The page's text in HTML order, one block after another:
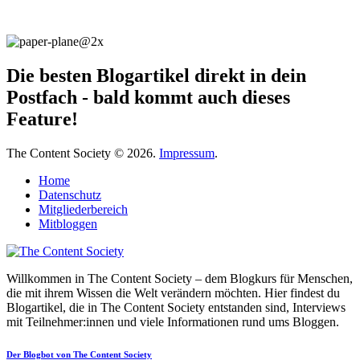
Die besten Blogartikel direkt in dein
Postfach - bald kommt auch dieses
Feature!
The Content Society © 2026. Impressum.
Home
Datenschutz
Mitgliederbereich
Mitbloggen
Willkommen in The Content Society – dem Blogkurs für Menschen,
die mit ihrem Wissen die Welt verändern möchten. Hier findest du
Blogartikel, die in The Content Society entstanden sind, Interviews
mit Teilnehmer:innen und viele Informationen rund ums Bloggen.
Der Blogbot von The Content Society